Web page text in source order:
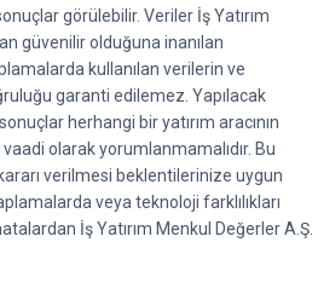
görülebilir. Veriler İş Yatırım
güvenilir olduğuna inanılan
kullanılan verilerin ve
garanti edilemez. Yapılacak
herhangi bir yatırım aracının
olarak yorumlanmamalıdır. Bu
verilmesi beklentilerinize uygun
veya teknoloji farklılıkları
İş Yatırım Menkul Değerler A.Ş.